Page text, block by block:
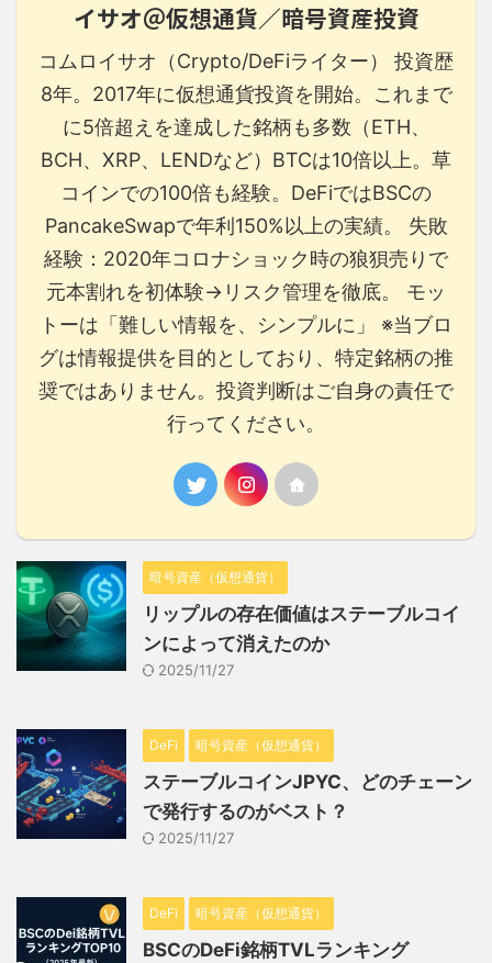
イサオ＠仮想通貨／暗号資産投資
コムロイサオ（Crypto/DeFiライター） 投資歴
8年。2017年に仮想通貨投資を開始。これまで
に5倍超えを達成した銘柄も多数（ETH、
BCH、XRP、LENDなど）BTCは10倍以上。草
コインでの100倍も経験。DeFiではBSCの
PancakeSwapで年利150%以上の実績。 失敗
経験：2020年コロナショック時の狼狽売りで
元本割れを初体験→リスク管理を徹底。 モッ
トーは「難しい情報を、シンプルに」 ※当ブロ
グは情報提供を目的としており、特定銘柄の推
奨ではありません。投資判断はご自身の責任で
行ってください。
暗号資産（仮想通貨）
リップルの存在価値はステーブルコイ
ンによって消えたのか
2025/11/27
DeFi 暗号資産（仮想通貨）
ステーブルコインJPYC、どのチェーン
で発行するのがベスト？
2025/11/27
DeFi 暗号資産（仮想通貨）
BSCのDeFi銘柄TVLランキング